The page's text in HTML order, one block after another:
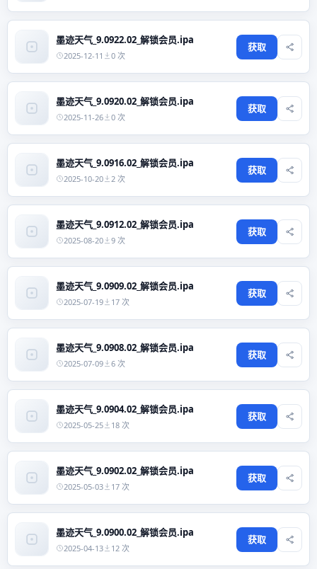
墨迹天气_9.0922.02_解锁会员.ipa
2025-12-11 0 次
获取
墨迹天气_9.0920.02_解锁会员.ipa
2025-11-26 0 次
获取
墨迹天气_9.0916.02_解锁会员.ipa
2025-10-20 2 次
获取
墨迹天气_9.0912.02_解锁会员.ipa
2025-08-20 9 次
获取
墨迹天气_9.0909.02_解锁会员.ipa
2025-07-19 17 次
获取
墨迹天气_9.0908.02_解锁会员.ipa
2025-07-09 6 次
获取
墨迹天气_9.0904.02_解锁会员.ipa
2025-05-25 18 次
获取
墨迹天气_9.0902.02_解锁会员.ipa
2025-05-03 17 次
获取
墨迹天气_9.0900.02_解锁会员.ipa
2025-04-13 12 次
获取